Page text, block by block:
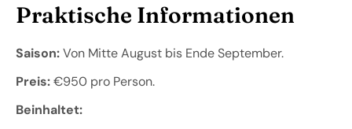
Praktische Informationen
Saison:Von Mitte August bis Ende September.
Preis:€950 pro Person.
Beinhaltet: